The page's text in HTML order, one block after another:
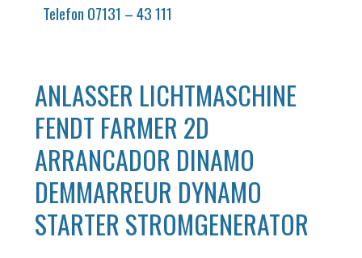
Telefon 07131 – 43 111
ANLASSER LICHTMASCHINE
FENDT FARMER 2D
ARRANCADOR DINAMO
DEMMARREUR DYNAMO
STARTER STROMGENERATOR